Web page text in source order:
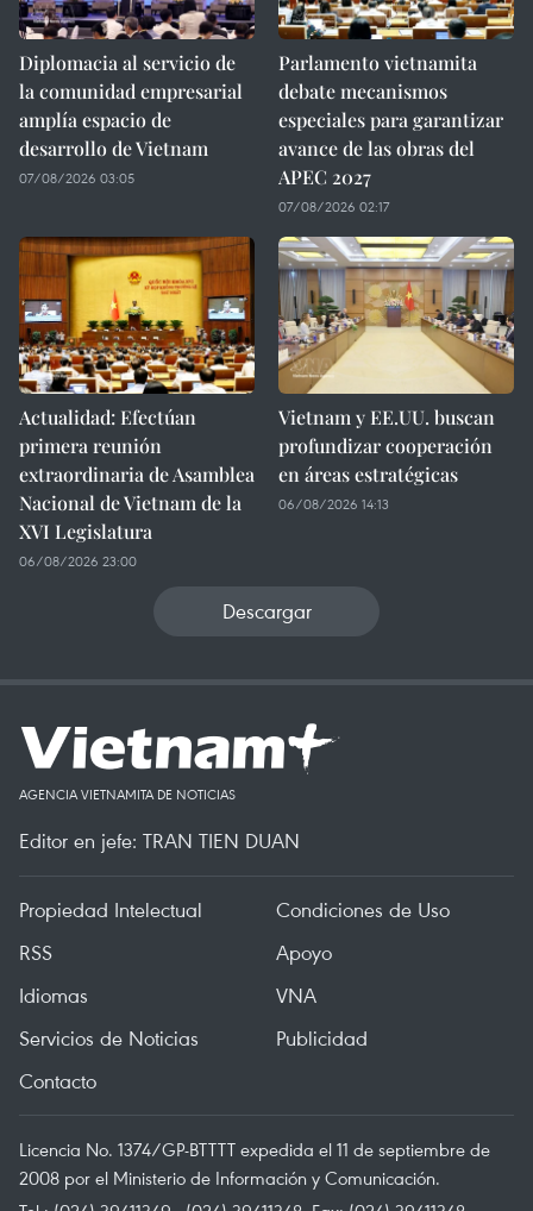
Diplomacia al servicio de
la comunidad empresarial
amplía espacio de
desarrollo de Vietnam
07/08/2026 03:05
Parlamento vietnamita
debate mecanismos
especiales para garantizar
avance de las obras del
APEC 2027
07/08/2026 02:17
Actualidad: Efectúan
primera reunión
extraordinaria de Asamblea
Nacional de Vietnam de la
XVI Legislatura
06/08/2026 23:00
Vietnam y EE.UU. buscan
profundizar cooperación
en áreas estratégicas
06/08/2026 14:13
Descargar
AGENCIA VIETNAMITA DE NOTICIAS
Editor en jefe: TRAN TIEN DUAN
Propiedad Intelectual
Condiciones de Uso
RSS
Apoyo
Idiomas
VNA
Servicios de Noticias
Publicidad
Contacto
Licencia No. 1374/GP-BTTTT expedida el 11 de septiembre de
2008 por el Ministerio de Información y Comunicación.